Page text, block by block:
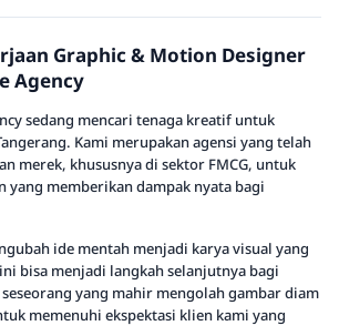
Graphic & Motion Designer
Agency
sedang mencari tenaga kreatif untuk
Kami merupakan agensi yang telah
merek, khususnya di sektor FMCG, untuk
yang memberikan dampak nyata bagi
ide mentah menjadi karya visual yang
bisa menjadi langkah selanjutnya bagi
yang mahir mengolah gambar diam
memenuhi ekspektasi klien kami yang